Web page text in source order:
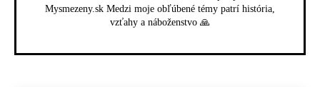
Mysmezeny.sk Medzi moje obľúbené témy patrí história,
vzťahy a náboženstvo 🙏